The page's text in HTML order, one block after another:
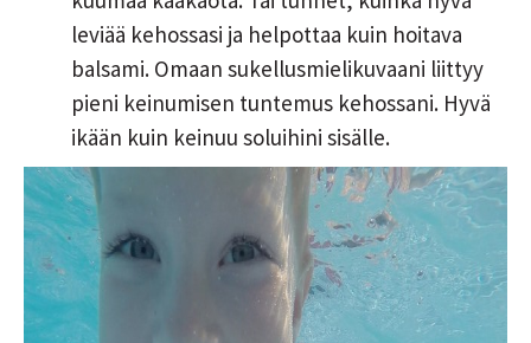
leviää kehossasi ja helpottaa kuin hoitava
balsami. Omaan sukellusmielikuvaani liittyy
pieni keinumisen tuntemus kehossani. Hyvä
ikään kuin keinuu soluihini sisälle.